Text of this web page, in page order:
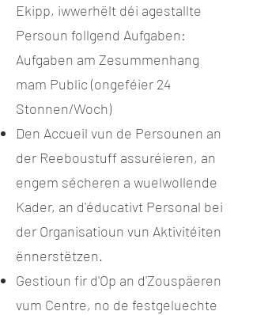
Ekipp, iwwerhëlt déi agestallte
Persoun follgend Aufgaben:
Aufgaben am Zesummenhang
mam Public (ongeféier 24
Stonnen/Woch)
Den Accueil vun de Persounen an
der Reeboustuff assuréieren, an
engem sécheren a wuelwollende
Kader, an d'éducativt Personal bei
der Organisatioun vun Aktivitéiten
ënnerstëtzen.
Gestioun fir d'Op an d'Zouspäeren
vum Centre, no de festgeluechte